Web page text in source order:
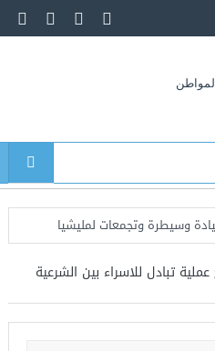
وسيطرة وتجمعات لمليشيا
تعز وقوات الجيش تدك مواقع
عملية تبادل للاسراء بين الشرعية